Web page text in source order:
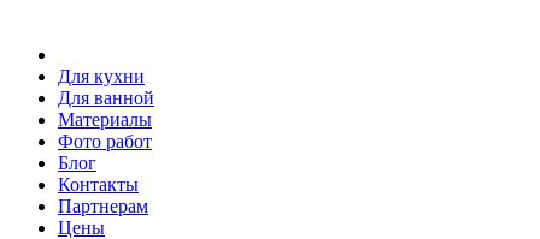
Для кухни
Для ванной
Материалы
Фото работ
Блог
Контакты
Партнерам
Цены